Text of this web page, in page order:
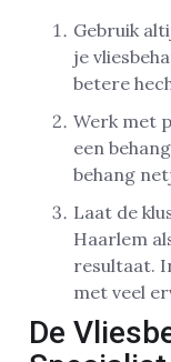
Gebruik
je
betere
Werk met
een
behang
Laat de
Haarlem
resultaat.
met veel
De